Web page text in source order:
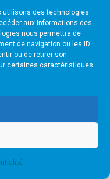
utilisons des technologies
aux informations des
nous permettra de
de navigation ou les ID
ou de retirer son
certaines caractéristiques